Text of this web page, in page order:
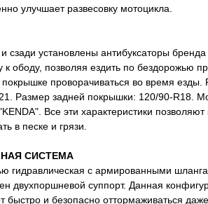
улучшает развесовку мотоцикла.
сзади установлены антибуксаторы
к ободу, позволяя ездить по бездорожью
покрышке проворачиваться во время
Размер задней покрышки: 120/90-R18.
Все эти характеристики
в песке и грязи.
СИСТЕМА
гидравлическая с армированными
двухпоршневой суппорт. Данная
быстро и безопасно оттормаживаться